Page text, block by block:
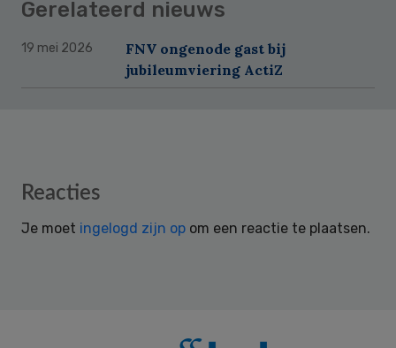
Gerelateerd nieuws
19 mei 2026
FNV ongenode gast bij
jubileumviering ActiZ
Reader
Reacties
Je moet ingelogd zijn op om een reactie te plaatsen.